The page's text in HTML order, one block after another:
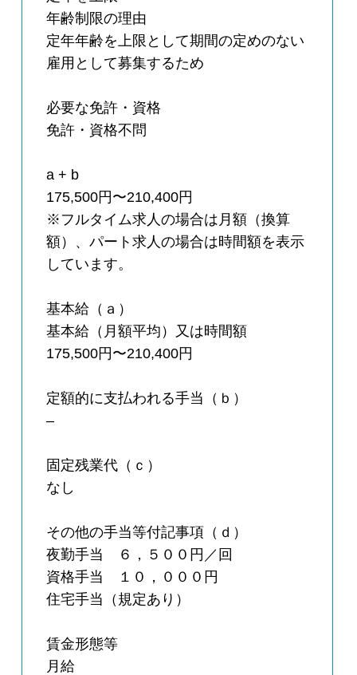
年齢制限の理由
定年年齢を上限として期間の定めのない
雇用として募集するため
必要な免許・資格
免許・資格不問
a + b
175,500円〜210,400円
※フルタイム求人の場合は月額（換算
額）、パート求人の場合は時間額を表示
しています。
基本給（ａ）
基本給（月額平均）又は時間額
175,500円〜210,400円
定額的に支払われる手当（ｂ）
–
固定残業代（ｃ）
なし
その他の手当等付記事項（ｄ）
夜勤手当 ６，５００円／回
資格手当 １０，０００円
住宅手当（規定あり）
賃金形態等
月給